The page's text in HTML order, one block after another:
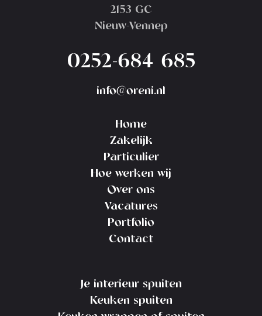
2153 GC
Nieuw-Vennep
0252-684 685
info@oreni.nl
Home
Zakelijk
Particulier
Hoe werken wij
Over ons
Vacatures
Portfolio
Contact
Je interieur spuiten
Keuken spuiten